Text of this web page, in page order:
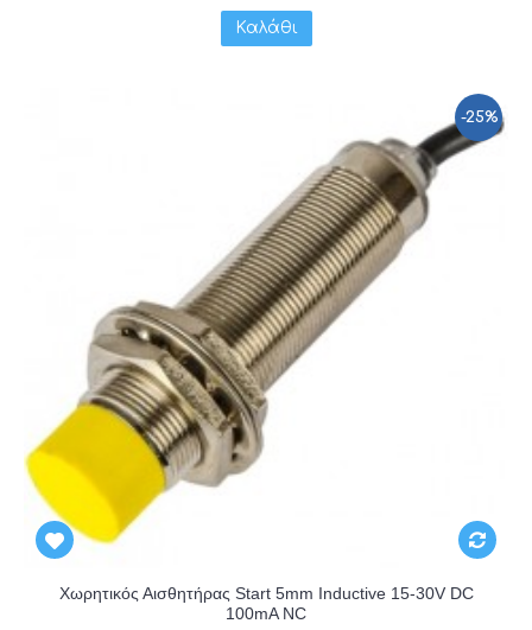
Καλάθι
-25%
Χωρητικός Αισθητήρας Start 5mm Inductive 15-30V DC
100mA NC